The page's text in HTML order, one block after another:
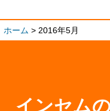
ホーム > 2016年5月
インセム